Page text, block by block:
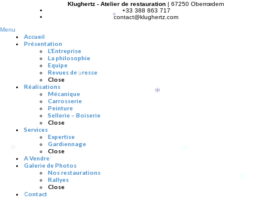
Klughertz - Atelier de restauration | 67250 Oberrœdern
+33 388 863 717
contact@klughertz.com
Menu
Accueil
Présentation
L’Entreprise
La philosophie
Equipe
Revues de presse
Close
Réalisations
Mécanique
Carrosserie
Peinture
Sellerie – Boiserie
Close
Services
Expertise
Gardiennage
Close
A Vendre
Galerie de Photos
Nos restaurations
Rallyes
Close
Contact
*
*
*
*
*